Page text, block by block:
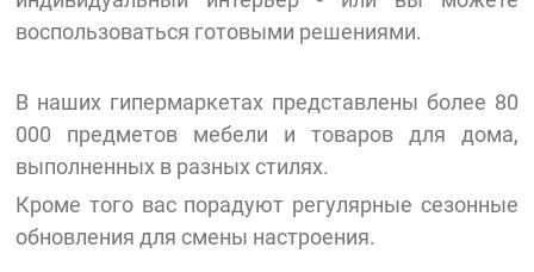
воспользоваться готовыми решениями.
В наших гипермаркетах представлены более 80
000 предметов мебели и товаров для дома,
выполненных в разных стилях.
Кроме того вас порадуют регулярные сезонные
обновления для смены настроения.